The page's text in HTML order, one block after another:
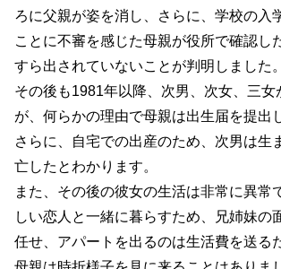
ろに父親が姿を消し、さらに、学校の入
ことに不審を感じた母親が役所で確認し
すら出されていないことが判明しました。
その後も1981年以降、次男、次女、三女
が、何らかの理由で母親は出生届を提出
さらに、自宅での出産のため、次男は生
亡したとわかります。
また、その後の彼女の生活は非常に異常
しい恋人と一緒に暮らすため、兄姉妹の
任せ、アパートを出るのは生活費を送る